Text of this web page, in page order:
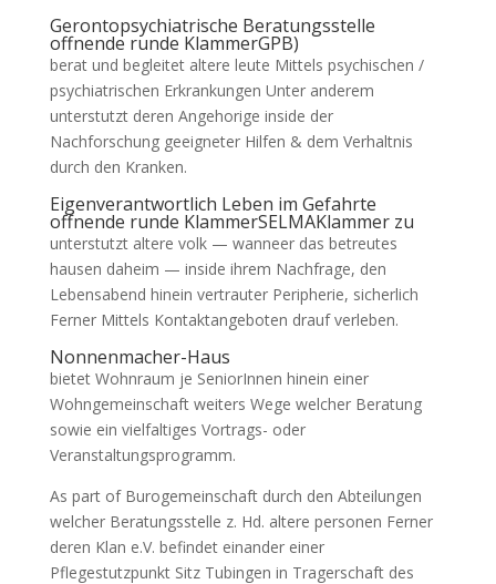
Gerontopsychiatrische Beratungsstelle
offnende runde KlammerGPB)
berat und begleitet altere leute Mittels psychischen /
psychiatrischen Erkrankungen Unter anderem
unterstutzt deren Angehorige inside der
Nachforschung geeigneter Hilfen & dem Verhaltnis
durch den Kranken.
Eigenverantwortlich Leben im Gefahrte
offnende runde KlammerSELMAKlammer zu
unterstutzt altere volk — wanneer das betreutes
hausen daheim — inside ihrem Nachfrage, den
Lebensabend hinein vertrauter Peripherie, sicherlich
Ferner Mittels Kontaktangeboten drauf verleben.
Nonnenmacher-Haus
bietet Wohnraum je SeniorInnen hinein einer
Wohngemeinschaft weiters Wege welcher Beratung
sowie ein vielfaltiges Vortrags- oder
Veranstaltungsprogramm.
As part of Burogemeinschaft durch den Abteilungen
welcher Beratungsstelle z. Hd. altere personen Ferner
deren Klan e.V. befindet einander einer
Pflegestutzpunkt Sitz Tubingen in Tragerschaft des